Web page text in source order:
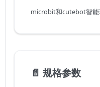
📄️ 规格参数